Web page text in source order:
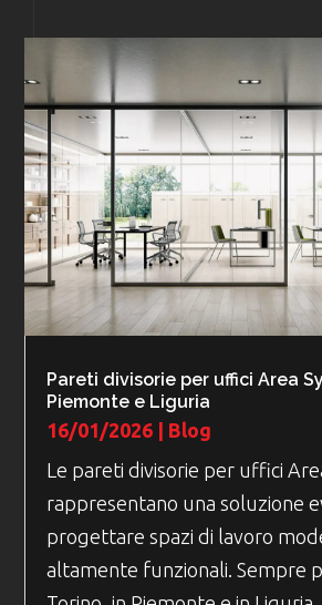
Pareti divisorie per uffici Area
Piemonte e Liguria
16/01/2026
Blog
Le pareti divisorie per uffici
rappresentano una soluzione
progettare spazi di lavoro
altamente funzionali. Sempre